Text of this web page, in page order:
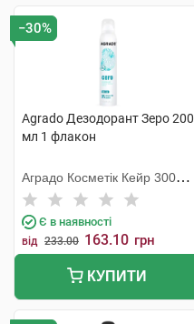
−30%
Agrado Дезодорант Зеро 200
мл 1 флакон
Аградо Косметік Кейр 3000
С.Л.У.
Є в наявності
від 233.00 163.10 грн
КУПИТИ